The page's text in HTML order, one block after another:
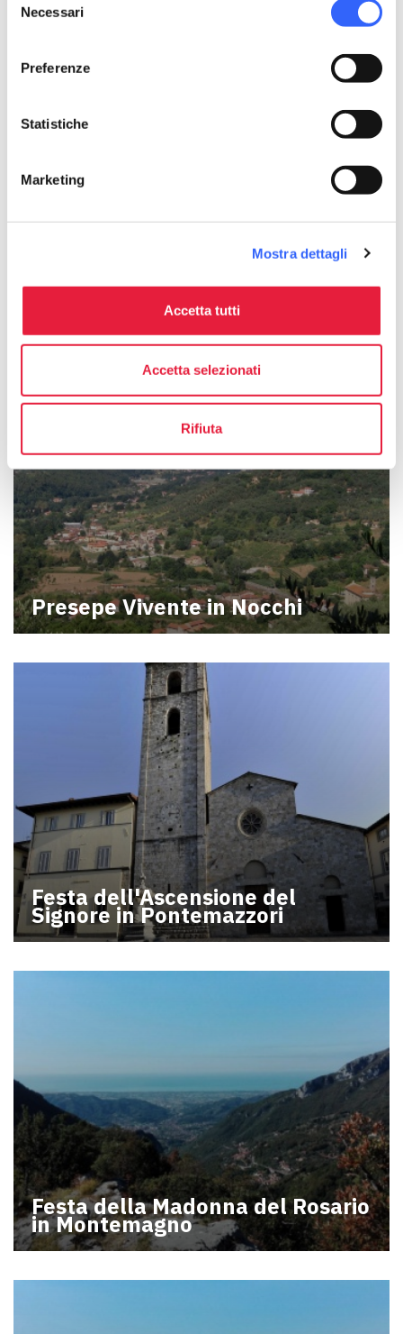
delNecessari
Preferenze
Statistiche
Marketing
Mostra dettagli
Accetta tutti
Accetta selezionati
Rifiuta
Festa di San Pietro in Nocchi
Presepe Vivente in Nocchi
Festa dell'Ascensione del
Signore in Pontemazzori
Festa della Madonna del Rosario
in Montemagno